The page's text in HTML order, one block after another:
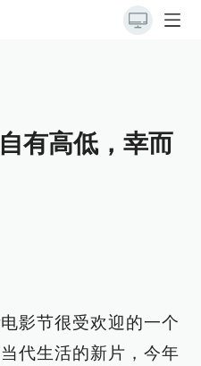
有高低，幸而
影节很受欢迎的一个
代生活的新片，今年